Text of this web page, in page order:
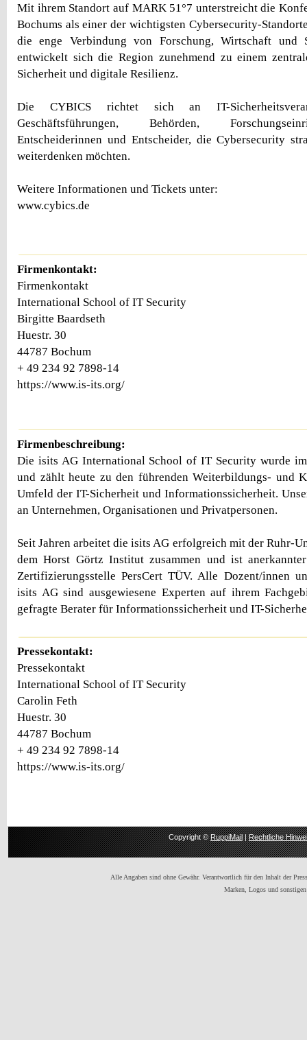
Mit ihrem Standort auf MARK 51°7 unterstreicht die
Bochums als einer der wichtigsten Cybersecurity-
die enge Verbindung von Forschung, Wirtschaft und
entwickelt sich die Region zunehmend zu einem
Sicherheit und digitale Resilienz.
Die CYBICS richtet sich an IT-
Geschäftsführungen, Behörden,
Entscheiderinnen und Entscheider, die Cybersecurity
weiterdenken möchten.
Weitere Informationen und Tickets unter:
www.cybics.de
Firmenkontakt:
Firmenkontakt
International School of IT Security
Birgitte Baardseth
Huestr. 30
44787 Bochum
+ 49 234 92 7898-14
https://www.is-its.org/
Firmenbeschreibung:
Die isits AG International School of IT Security wurde
und zählt heute zu den führenden Weiterbildungs- und
Umfeld der IT-Sicherheit und Informationssicherheit.
an Unternehmen, Organisationen und Privatpersonen.
Seit Jahren arbeitet die isits AG erfolgreich mit der Ruhr-
dem Horst Görtz Institut zusammen und ist
Zertifizierungsstelle PersCert TÜV. Alle Dozent/innen
isits AG sind ausgewiesene Experten auf ihrem
gefragte Berater für Informationssicherheit und IT-
Pressekontakt:
Pressekontakt
International School of IT Security
Carolin Feth
Huestr. 30
44787 Bochum
+ 49 234 92 7898-14
https://www.is-its.org/
Copyright ©RuppiMail|Rechtliche
Alle Angaben sind ohne Gewähr. Verantwortlich für den Inhalt der
Marken, Logos und